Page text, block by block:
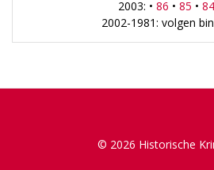
2003: • 86 • 85 • 84
2002-1981: volgen
© 2026 Historische